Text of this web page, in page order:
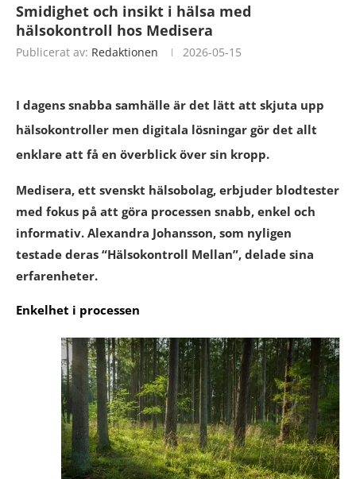
Smidighet och insikt i hälsa med
hälsokontroll hos Medisera
Publicerat av: Redaktionen 2026-05-15
I dagens snabba samhälle är det lätt att skjuta upp
hälsokontroller men digitala lösningar gör det allt
enklare att få en överblick över sin kropp.
Medisera, ett svenskt hälsobolag, erbjuder blodtester
med fokus på att göra processen snabb, enkel och
informativ. Alexandra Johansson, som nyligen
testade deras “Hälsokontroll Mellan”, delade sina
erfarenheter.
Enkelhet i processen